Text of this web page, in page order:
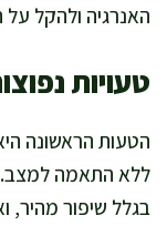
האנרגיה ולהקל
טעויות
הטעות הראשונה
ללא התאמה למצב.
בגלל שיפור מהיר,